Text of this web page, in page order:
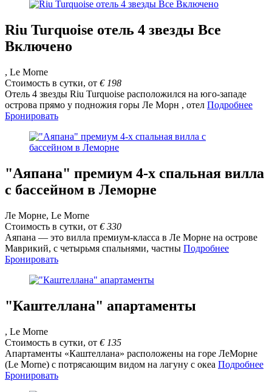
Riu Turquoise отель 4 звезды Все
Включено
, Le Morne
Стоимость в сутки, от € 198
Отель 4 звезды Riu Turquoise расположился на юго-западе
острова прямо у подножия горы Ле Морн , отел Подробнее
Бронировать
"Аяпана" премиум 4-х спальная вилла
с бассейном в Леморне
Ле Морне, Le Morne
Стоимость в сутки, от € 330
Аяпана — это вилла премиум-класса в Ле Морне на острове
Маврикий, с четырьмя спальнями, частны Подробнее
Бронировать
"Каштеллана" апартаменты
, Le Morne
Стоимость в сутки, от € 135
Апартаменты «Каштеллана» расположены на горе ЛеМорне
(Le Morne) с потрясающим видом на лагуну с океа Подробнее
Бронировать